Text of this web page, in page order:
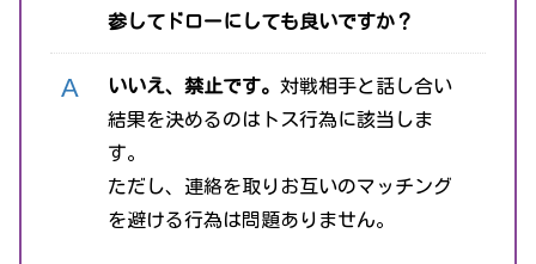
参してドローにしても良いですか？
いいえ、禁止です。 対戦相手と話し合い
結果を決めるのはトス行為に該当しま
す。
ただし、連絡を取りお互いのマッチング
を避ける行為は問題ありません。